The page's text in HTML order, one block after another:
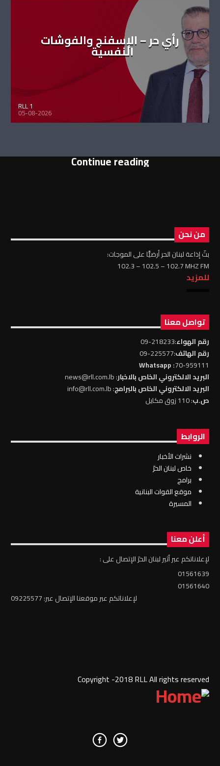
رأي حر – الإسفنج والفوشات
النفسية
RLL 1
05-08-2026
Continue reading
من نحن
بثّ إذاعة لبنان الحر أرضيًّا على الموجات:
102.3 – 102.5 – 102.7 MHZ FM
للمزيد
تواصل معنا
رقم الهواء:218233-09
رقم الهاتف:225577-09
70-959111
: Whatsapp
البريد الالكتروني الخاص بالاخبار: news@rll.com.lb
البريد الالكتروني الخاص بالبرامج: info@rll.com.lb
ص.ب: 110 زوق مكايل
الروابط
نشرات الأخبار
خاص لبنان الحرّ
برامج
موقع القوات البنانية
المسيرة
أعلن معنا
لإعلاناتكم عبر أثير لبنان الحرّ الإتصال على :
01561639
01561640
لإعلاناتكم عبر موقعنا الإتصال عبر: 09225577
Copyright -2018 RLL All rights reserved